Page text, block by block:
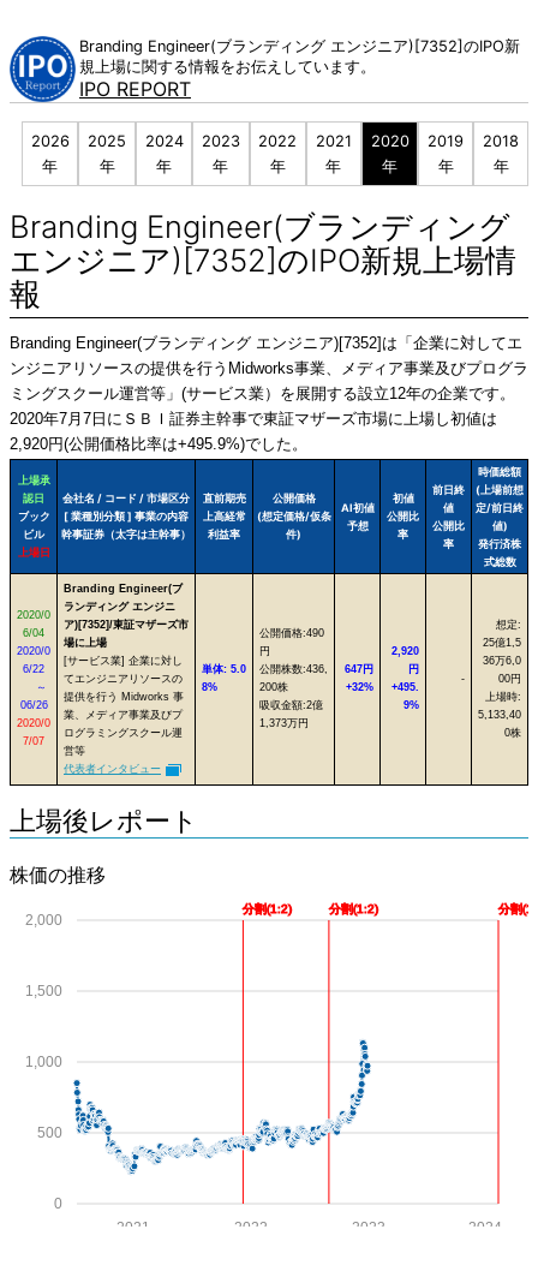
content
Branding Engineer(ブランディング エンジニア)[7352]のIPO新
規上場に関する情報をお伝えしています。
IPO REPORT
2026
年
2025
年
2024
年
2023
年
2022
年
2021
年
2020
年
2019
年
2018
年
Branding Engineer(ブランディング
エンジニア)[7352]のIPO新規上場情
報
Branding Engineer(ブランディング エンジニア)[7352]は「企業に対してエ
ンジニアリソースの提供を行うMidworks事業、メディア事業及びプログラ
ミングスクール運営等」(サービス業）を展開する設立12年の企業です。
2020年7月7日にＳＢＩ証券主幹事で東証マザーズ市場に上場し初値は
2,920円(公開価格比率は+495.9%)でした。
上場承
認日
ブック
ビル
上場日
会社名 / コード / 市場区分
[ 業種別分類 ] 事業の内容
幹事証券（太字は主幹事）
直前期売
上高経常
利益率
公開価格
(想定価格/仮条
件)
AI初値
予想
初値
公開比
率
前日終
値
公開比
率
時価総額
(上場前想
定/前日終
値)
発行済株
式総数
2020/0
6/04
2020/0
6/22
～
06/26
2020/0
7/07
Branding Engineer(ブ
ランディング エンジニ
ア)[7352]/東証マザーズ市
場に上場
[サービス業] 企業に対し
てエンジニアリソースの
提供を行う Midworks 事
業、メディア事業及びプ
ログラミングスクール運
営等
代表者インタビュー
単体: 5.0
8%
公開価格:490
円
公開株数:436,
200株
吸収金額:2億
1,373万円
647円
+32%
2,920
円
+495.
9%
-
想定:
25億1,5
36万6,0
00円
上場時:
5,133,40
0株
上場後レポート
株価の推移
0
500
1,000
1,500
2,000
分割(1:2) 分割(1:2) 分割
2024
2023
2022
2021